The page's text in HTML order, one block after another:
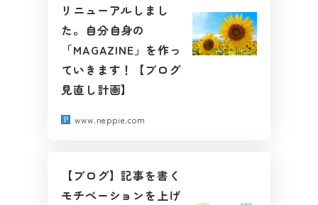
リニューアルしまし
た。自分自身の
「MAGAZINE」を作っ
ていきます！【ブログ
見直し計画】
www.neppie.com
【ブログ】記事を書く
モチベーションを上げ